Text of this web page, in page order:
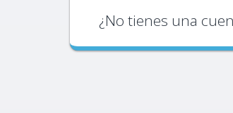
¿No tienes una